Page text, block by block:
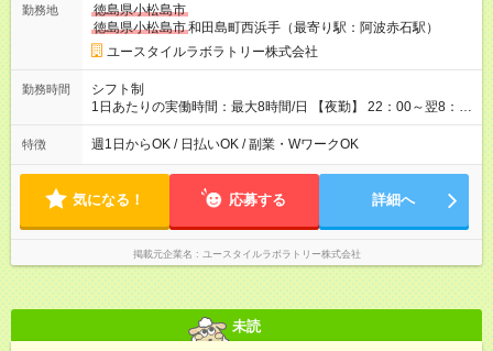
月 ※ 雇用形態と給与に、本採用時と異なる部分があります。 雇
用形態：本採用時と同じです。 給与：時給 1,480円以上
勤務地
徳島県小松島市
徳島県小松島市和田島町西浜手（最寄り駅：阿波赤石駅）
ユースタイルラボラトリー株式会社
勤務時間
シフト制
1日あたりの実働時間：最大8時間/日 【夜勤】 22：00～翌8：
00 ※週1日～OK ／ 夜勤専従 ※上記の時間内で8時間勤務（休憩
1時間）ご利用者様により、時間は異なります。 ※曜日固定（毎
特徴 週1日からOK / 日払いOK / 副業・WワークOK
気になる！ 応募する 詳細へ
掲載元企業名 ユースタイルラボラトリー株式会社
未読